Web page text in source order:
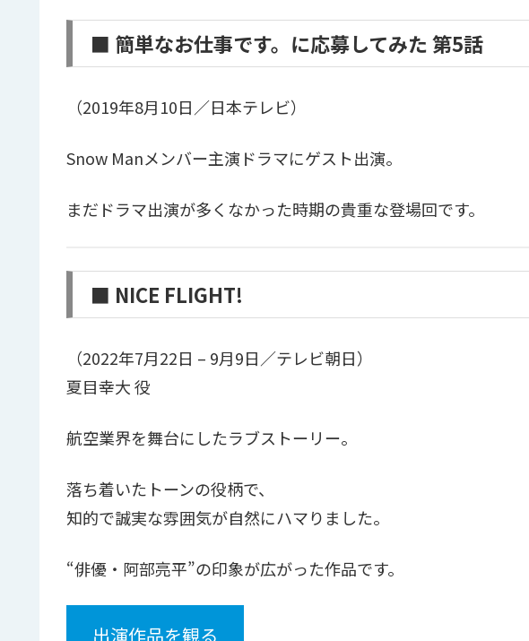
■ 簡単なお仕事です。に応募してみた 第5話
（2019年8月10日／日本テレビ）
Snow Manメンバー主演ドラマにゲスト出演。
まだドラマ出演が多くなかった時期の貴重な登場回です。
■ NICE FLIGHT!
（2022年7月22日 – 9月9日／テレビ朝日）
夏目幸大 役
航空業界を舞台にしたラブストーリー。
落ち着いたトーンの役柄で、
知的で誠実な雰囲気が自然にハマりました。
“俳優・阿部亮平”の印象が広がった作品です。
出演作品を観る